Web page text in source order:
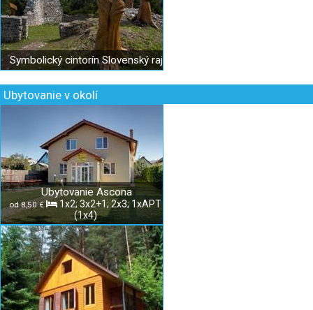
Symbolický cintorín Slovenský raj
Ubytovanie v okolí
Ubytovanie Ascona
od 8,50 €
1x2; 3x2+1; 2x3; 1xAPT
(1x4)